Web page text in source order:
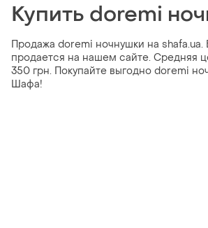
Купить doremi
Продажа doremi ночнушки на shafa.ua.
продается на нашем сайте. Средняя
350 грн. Покупайте выгодно doremi
Шафа!